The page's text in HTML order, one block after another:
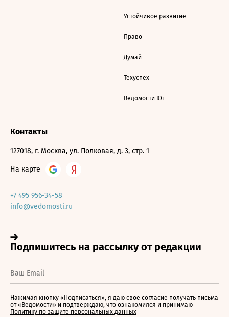
Устойчивое развитие
Право
Думай
Техуспех
Ведомости Юг
Контакты
127018, г. Москва, ул. Полковая, д. 3, стр. 1
На карте
+7 495 956-34-58
info@vedomosti.ru
Нажимая кнопку «Подписаться», я даю свое согласие получать письма
от «Ведомости» и подтверждаю, что ознакомился и принимаю
Политику по защите персональных данных